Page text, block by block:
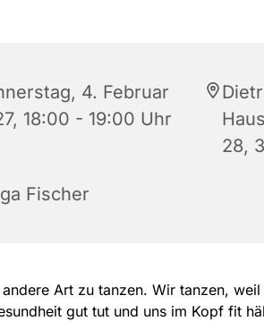
4. Februar
18:00 - 19:00 Uhr
28,
Fischer
Art zu tanzen. Wir tanzen,
gut tut und uns im Kopf fit